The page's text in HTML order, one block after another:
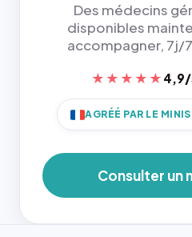
Des médecins
disponibles
accompagner, 7j/
★★★★★
AGRÉÉ PAR LE
Consulter un